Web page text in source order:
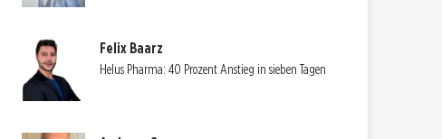
Felix Baarz
Helus Pharma: 40 Prozent Anstieg in sieben Tagen